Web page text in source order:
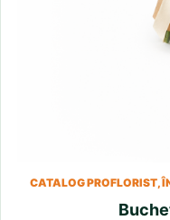
CATALOG PROFLORIST,